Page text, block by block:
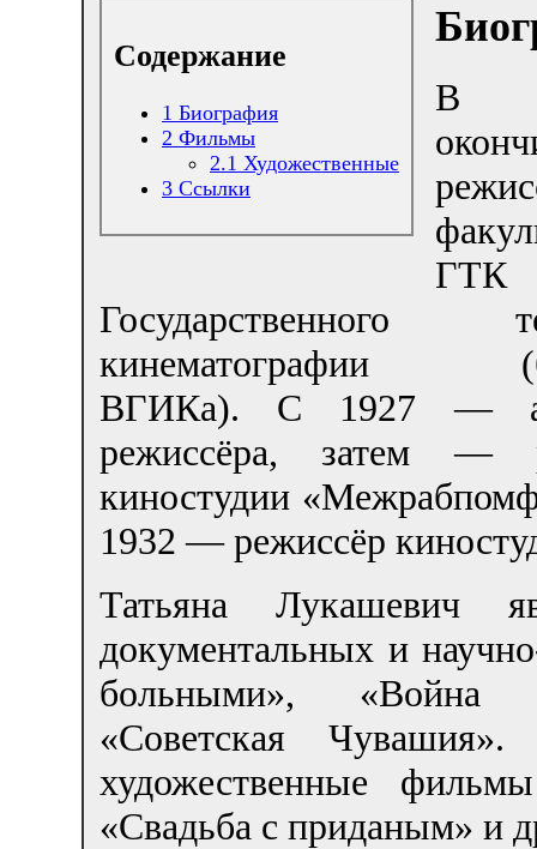
Содержание
1 Биография
2 Фильмы
2.1 Художественные
3 Ссылки
В
Государственного
кинематографии
ВГИКа). С 1927 —
режиссёра, затем —
киностудии
1932 — режиссёр
Татьяна Лукашевич
документальных и
больными», «Война
«Советская
художественные
«Свадьба с приданым» и